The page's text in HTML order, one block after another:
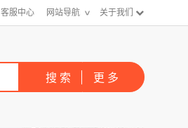
客服中心 网站导航 关于我们